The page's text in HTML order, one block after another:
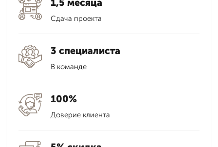
1,5 месяца
Сдача проекта
3 специалиста
В команде
100%
Доверие клиента